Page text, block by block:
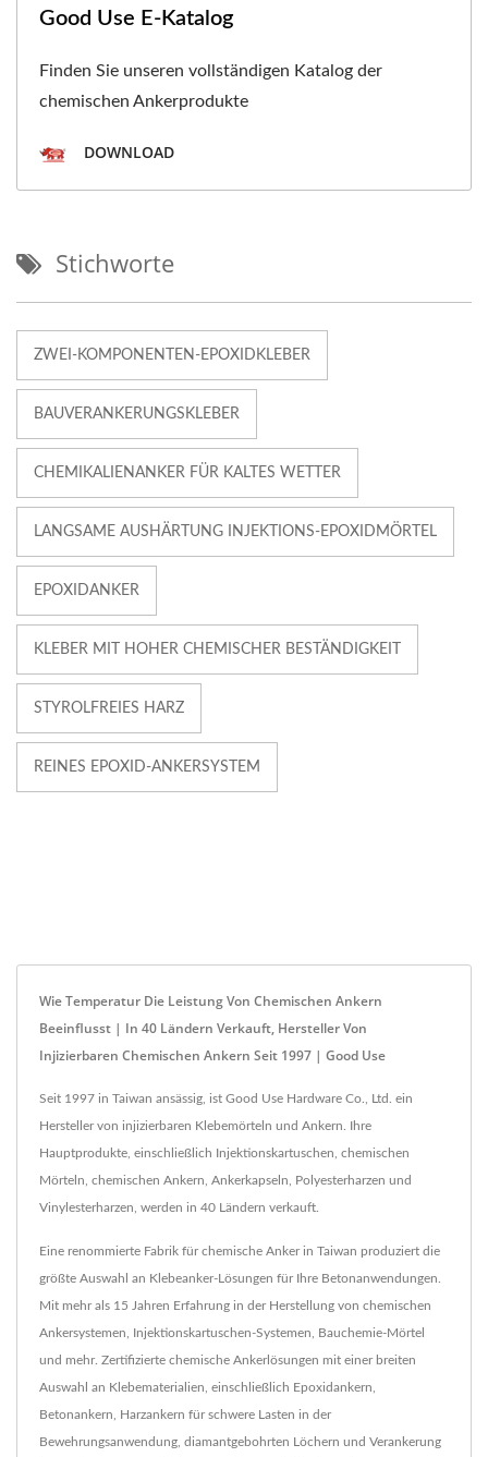
Good Use E-Katalog
Finden Sie unseren vollständigen Katalog der
chemischen Ankerprodukte
DOWNLOAD
Stichworte
ZWEI-KOMPONENTEN-EPOXIDKLEBER
BAUVERANKERUNGSKLEBER
CHEMIKALIENANKER FÜR KALTES WETTER
LANGSAME AUSHÄRTUNG INJEKTIONS-EPOXIDMÖRTEL
EPOXIDANKER
KLEBER MIT HOHER CHEMISCHER BESTÄNDIGKEIT
STYROLFREIES HARZ
REINES EPOXID-ANKERSYSTEM
Wie Temperatur Die Leistung Von Chemischen Ankern
Beeinflusst | In 40 Ländern Verkauft, Hersteller Von
Injizierbaren Chemischen Ankern Seit 1997 | Good Use
Seit 1997 in Taiwan ansässig, ist Good Use Hardware Co., Ltd. ein
Hersteller von injizierbaren Klebemörteln und Ankern. Ihre
Hauptprodukte, einschließlich Injektionskartuschen, chemischen
Mörteln, chemischen Ankern, Ankerkapseln, Polyesterharzen und
Vinylesterharzen, werden in 40 Ländern verkauft.
Eine renommierte Fabrik für chemische Anker in Taiwan produziert die
größte Auswahl an Klebeanker-Lösungen für Ihre Betonanwendungen.
Mit mehr als 15 Jahren Erfahrung in der Herstellung von chemischen
Ankersystemen, Injektionskartuschen-Systemen, Bauchemie-Mörtel
und mehr. Zertifizierte chemische Ankerlösungen mit einer breiten
Auswahl an Klebematerialien, einschließlich Epoxidankern,
Betonankern, Harzankern für schwere Lasten in der
Bewehrungsanwendung, diamantgebohrten Löchern und Verankerung